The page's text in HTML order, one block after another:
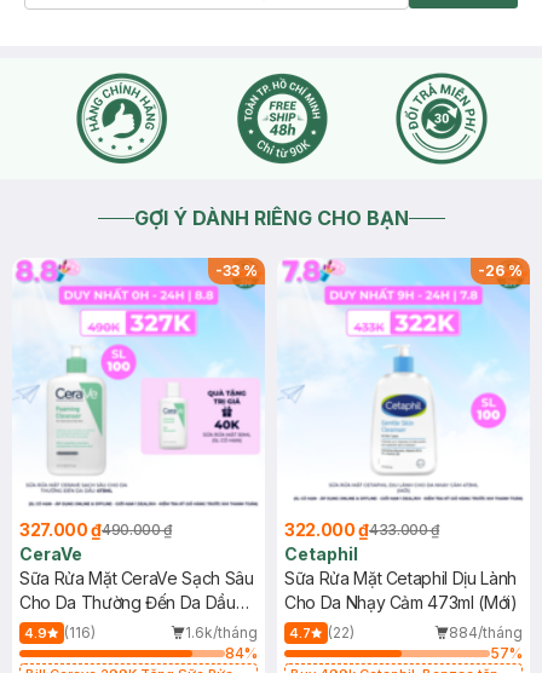
GỢI Ý DÀNH RIÊNG CHO BẠN
-33%
327.000 ₫490.000 ₫
CeraVe
Sữa Rửa Mặt CeraVe Sạch Sâu
Cho Da Thường Đến Da Dầu
473ml
4.9 (116)
1.6k/tháng
84%
-26%
322.000 ₫433.000 ₫
Cetaphil
Sữa Rửa Mặt Cetaphil Dịu Lành
Cho Da Nhạy Cảm 473ml (Mới)
4.7 (22)
884/tháng
57%